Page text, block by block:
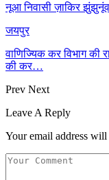
नूआ निवासी ज़ाकिर
जयपुर
वाणिज्यिक कर विभाग की
की कर…
Prev Next
Leave A Reply
Your email address